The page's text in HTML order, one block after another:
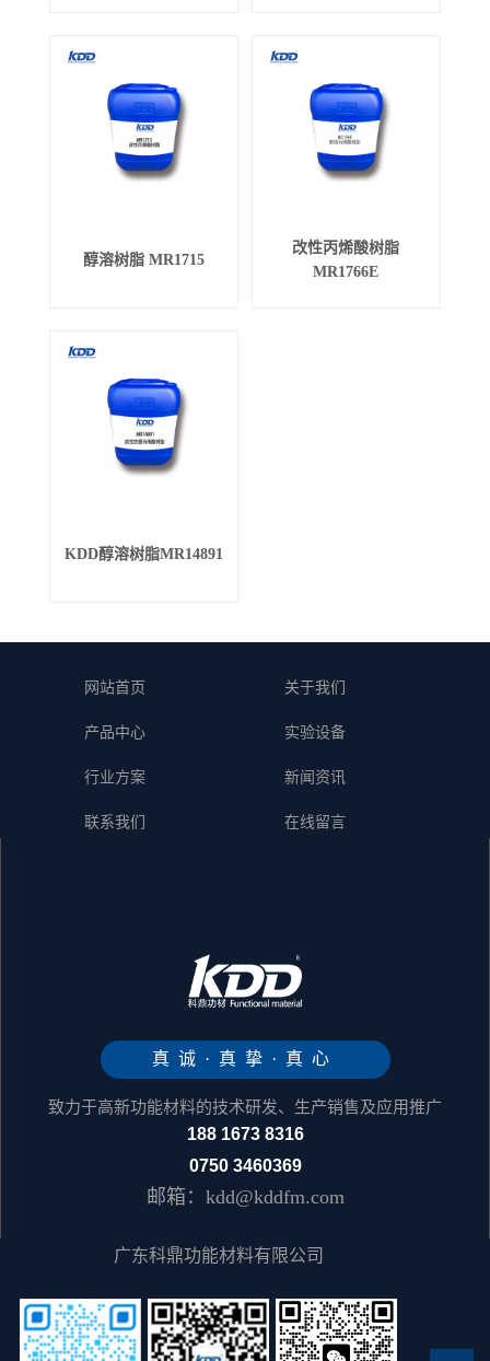
醇溶树脂 MR1715
改性丙烯酸树脂
MR1766E
KDD醇溶树脂MR14891
网站首页 关于我们
产品中心 实验设备
行业方案 新闻资讯
联系我们 在线留言
真诚·真挚·真心
致力于高新功能材料的技术研发、生产销售及应用推广
188 1673 8316
0750 3460369
邮箱：kdd@kddfm.com
广东科鼎功能材料有限公司